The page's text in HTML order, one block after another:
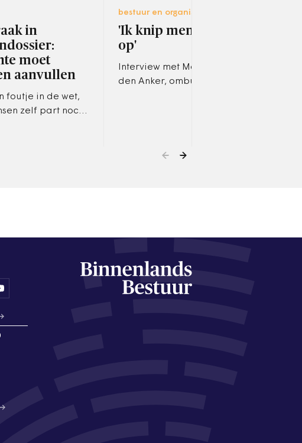
in
moet
aanvullen
foutje in de wet,
zelf part noch
bestuur en organisatie
'Ik knip mensen niet
op'
Interview met Marianne van
den Anker, ombudsvrouw